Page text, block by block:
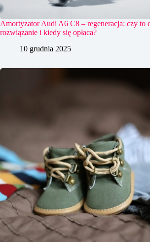
Amortyzator Audi A6 C8 – regeneracja: czy to
rozwiązanie i kiedy się opłaca?
10 grudnia 2025